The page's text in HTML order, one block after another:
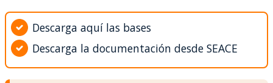
Descarga aquí las bases
Descarga la documentación desde SEACE